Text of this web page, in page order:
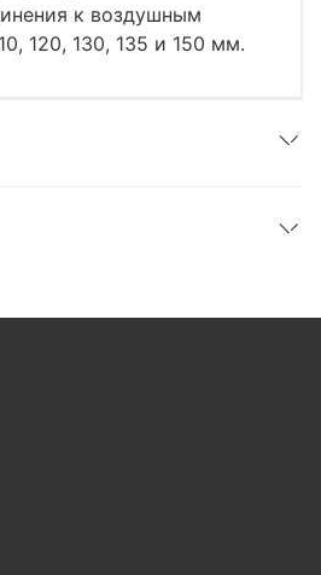
к воздушным
120, 130, 135 и 150 мм.